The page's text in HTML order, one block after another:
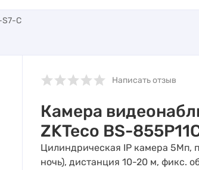
C
Написать отзыв
Камера
ZKTeco BS-
Цилиндрическая IP камера 5Мп,
ночь), дистанция 10-20 м, фикс.